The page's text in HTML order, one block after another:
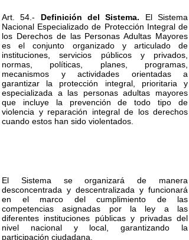
Art. 54.- Definición del Sistema. El Sistema
Nacional Especializado de Protección Integral de
los Derechos de las Personas Adultas Mayores
es el conjunto organizado y articulado de
instituciones, servicios públicos y privados,
normas, políticas, planes, programas,
mecanismos y actividades orientadas a
garantizar la protección integral, prioritaria y
especializada a las personas adultas mayores
que incluye la prevención de todo tipo de
violencia y reparación integral de los derechos
cuando estos han sido violentados.
El Sistema se organizará de manera
desconcentrada y descentralizada y funcionará
en el marco del cumplimiento de las
competencias asignadas por la ley a las
diferentes instituciones públicas y privadas del
nivel nacional y local, garantizando la
participación ciudadana.